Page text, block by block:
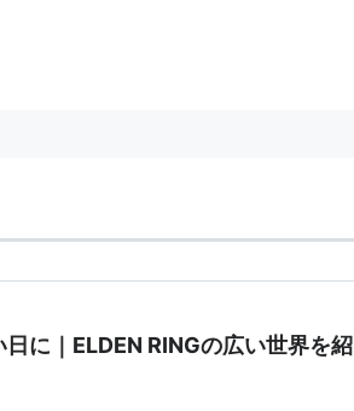
に｜ELDEN RINGの広い世界を紹